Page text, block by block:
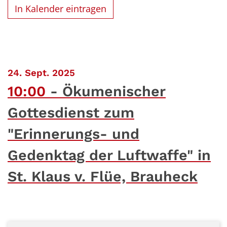
In Kalender eintragen
24. Sept. 2025
10:00
Ökumenischer
Gottesdienst zum
"Erinnerungs- und
Gedenktag der Luftwaffe" in
St. Klaus v. Flüe, Brauheck